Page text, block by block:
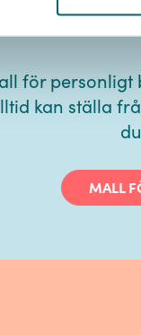
för
kan ställa
MALL
Meddelande
Policy